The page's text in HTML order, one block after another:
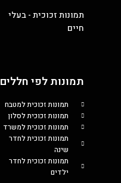
תמונות זכוכית - בעלי
חיים
תמונות לפי חללים
תמונות זכוכית למטבח
תמונות זכוכית לסלון
תמונות זכוכית למשרד
תמונות זכוכית לחדר
שינה
תמונות זכוכית לחדר
ילדים